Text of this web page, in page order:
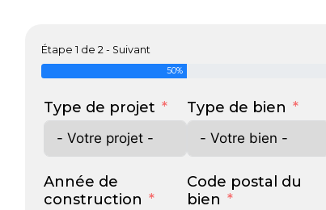
Étape 1 de 2 - Suivant
50%
Type de projet Type de bien
Année de
construction
Code postal du
bien